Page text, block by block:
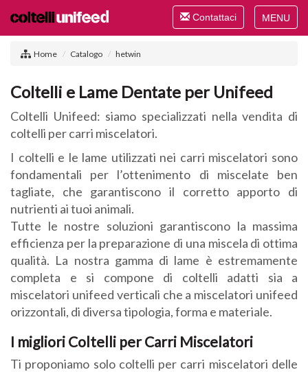
Toggle
Toggle
navigation
Contattaci
Home Catalogo hetwin
Coltelli e Lame Dentate per Unifeed
Coltelli Unifeed: siamo specializzati nella vendita di
coltelli per carri miscelatori.
I coltelli e le lame utilizzati nei carri miscelatori sono
fondamentali per l’ottenimento di miscelate ben
tagliate, che garantiscono il corretto apporto di
nutrienti ai tuoi animali.
Tutte le nostre soluzioni garantiscono la massima
efficienza per la preparazione di una miscela di ottima
qualità. La nostra gamma di lame è estremamente
completa e si compone di coltelli adatti sia a
miscelatori unifeed verticali che a miscelatori unifeed
orizzontali, di diversa tipologia, forma e materiale.
I migliori Coltelli per Carri Miscelatori
Ti proponiamo solo coltelli per carri miscelatori delle